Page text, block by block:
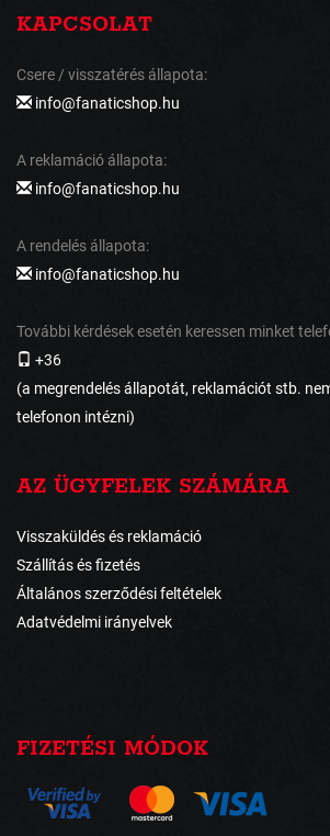
KAPCSOLAT
Csere / visszatérés állapota:
info@fanaticshop.hu
A reklamáció állapota:
info@fanaticshop.hu
A rendelés állapota:
info@fanaticshop.hu
További kérdések esetén keressen minket
+36
(a megrendelés állapotát, reklamációt stb.
telefonon intézni)
AZ ÜGYFELEK SZÁMÁRA
Visszaküldés és reklamáció
Szállítás és fizetés
Általános szerződési feltételek
Adatvédelmi irányelvek
FIZETÉSI MÓDOK